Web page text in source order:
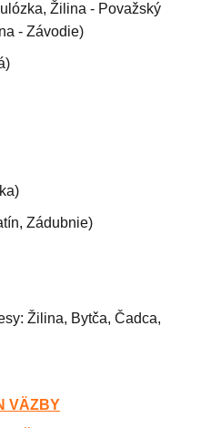
Žilina - Považský
- Závodie)
)
Zádubnie)
Žilina, Bytča, Čadca,
VÄZBY